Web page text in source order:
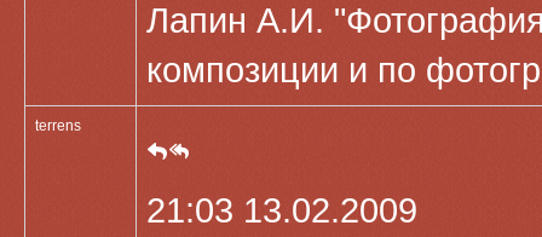
Лапин А.И.
композиции и по
terrens
21:03 13.02.2009